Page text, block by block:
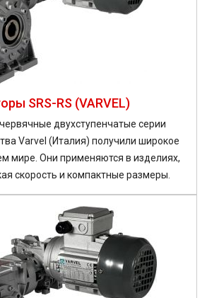
SRS-RS (VARVEL)
двухступенчатые серии
Varvel (Италия) получили широкое
мире. Они применяются в изделиях,
скорость и компактные размеры.